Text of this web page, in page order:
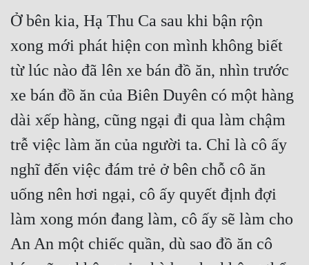
Ở bên kia, Hạ Thu Ca sau khi bận rộn
xong mới phát hiện con mình không biết
từ lúc nào đã lên xe bán đồ ăn, nhìn trước
xe bán đồ ăn của Biên Duyên có một hàng
dài xếp hàng, cũng ngại đi qua làm chậm
trễ việc làm ăn của người ta. Chỉ là cô ấy
nghĩ đến việc đám trẻ ở bên chỗ cô ăn
uống nên hơi ngại, cô ấy quyết định đợi
làm xong món đang làm, cô ấy sẽ làm cho
An An một chiếc quần, dù sao đồ ăn cô